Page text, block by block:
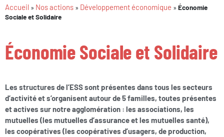
Accueil » Nos actions » Développement économique » Économie
Sociale et Solidaire
Économie Sociale et Solidaire
Les structures de l’ESS sont présentes dans tous les secteurs
d’activité et s’organisent autour de 5 familles, toutes présentes
et actives sur notre agglomération : les associations, les
mutuelles (les mutuelles d’assurance et les mutuelles santé),
les coopératives (les coopératives d’usagers, de production,